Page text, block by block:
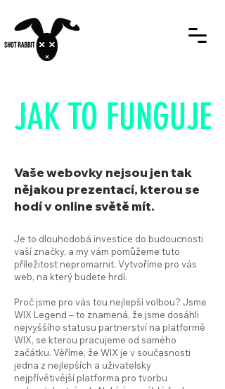
JAK TO FUNGUJE
Vaše webovky nejsou jen tak
nějakou prezentací, kterou se
hodí v online světě mít.
Je to dlouhodobá investice do budoucnosti
vaší značky, a my vám pomůžeme tuto
příležitost nepromarnit. Vytvoříme pro vás
web, na který budete hrdí.
Proč jsme pro vás tou nejlepší volbou? Jsme
WIX Legend – to znamená, že jsme dosáhli
nejvyššího statusu partnerství na platformě
WIX, se kterou pracujeme od samého
začátku. Věříme, že WIX je v současnosti
jedna z nejlepších a uživatelsky
nejpřívětivější platforma pro tvorbu